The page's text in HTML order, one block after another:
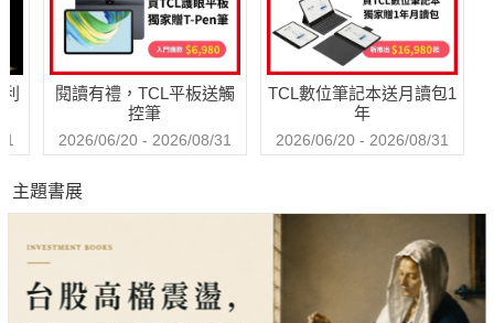
閱讀有禮，TCL平板送觸
控筆
2026/06/20 - 2026/08/31
TCL數位筆記本送月讀包1
年
2026/06/20 - 2026/08/31
主題書展